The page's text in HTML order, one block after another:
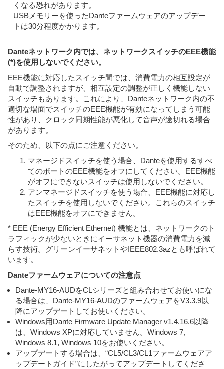
くなる恐れがあります。
USBメモリーを使ったDanteファームウェアのアップデー
トは30分程度かかります。
Danteネットワーク内では、ネットワークスイッチのEEE機能
(*)を使用しないでください。
EEE機能に対応したスイッチ間では、消費電力の相互設定が
自動で調整されますが、相互設定の調整が正しく機能しない
スイッチもあります。これにより、Danteネットワーク内の不
適切な場面でスイッチのEEE機能が有効になってしまう可能
性があり、クロック同期性能が悪化して音声が途切れる場合
があります。
そのため、以下の点にご注意ください。
マネージドスイッチを使う場合、Danteを使用するすべ
てのポートのEEE機能をオフにしてください。EEE機能
がオフにできないスイッチは使用しないでください。
アンマネージドスイッチを使う場合、EEE機能に対応し
たスイッチを使用しないでください。これらのスイッチ
はEEE機能をオフにできません。
* EEE (Energy Efficient Ethernet) 機能とは、ネットワークのト
ラフィックが少ないときにイーサネット機器の消費電力を減
らす技術。グリーンイーサネットやIEEE802.3azとも呼ばれて
います。
Danteファームウェアについての注意点
Dante-MY16-AUDをCLシリーズと組み合わせてお使いにな
る場合は、Dante-MY16-AUDのファームウェアをV3.3.9以
降にアップデートしてお使いください。
Windows用Dante Firmware Update Manager v1.4.16.6以降
は、Windows XPに対応していません。Windows 7,
Windows 8.1, Windows 10をお使いください。
アップデートする場合は、“CL5/CL3/CL1ファームウェアア
ップデートガイド”にしたがってアップデートしてくださ